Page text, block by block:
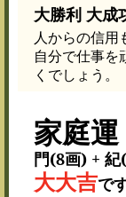
大勝利 大成
人からの信用
自分で仕事を
くでしょう。
家庭運
門(8画) +
大大吉で